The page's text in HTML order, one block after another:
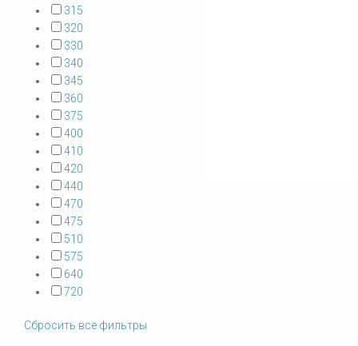
315
320
330
340
345
360
375
400
410
420
440
470
475
510
575
640
720
Сбросить все фильтры